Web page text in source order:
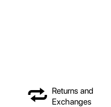
Returns and
Exchanges